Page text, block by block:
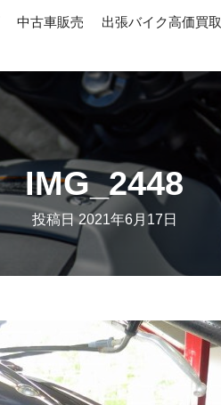
中古車販売 出張バイク高価買取
IMG_2448
投稿日2021年6月17日